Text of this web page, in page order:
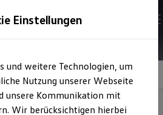
in-Hybrid
Einstellungen
und weitere Technologien, um
Nutzung unserer Webseite
unsere Kommunikation mit
Wir berücksichtigen hierbei